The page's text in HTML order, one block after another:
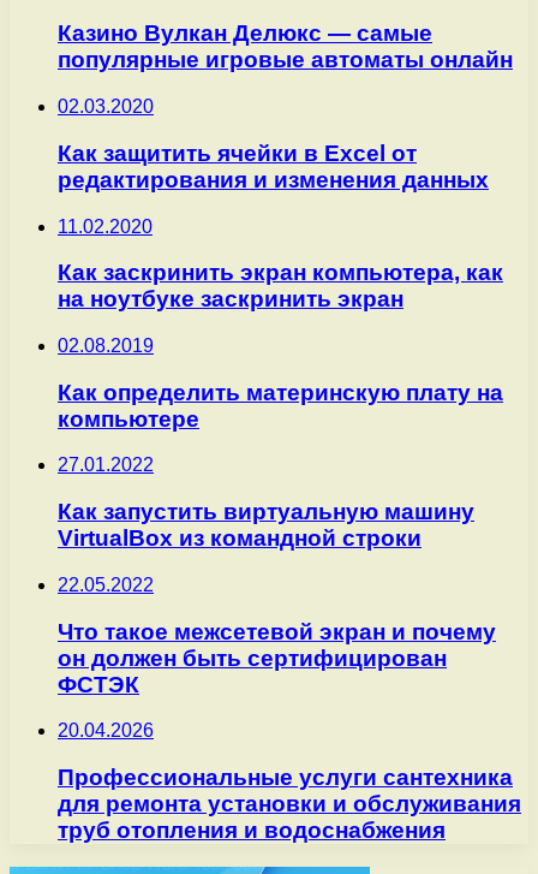
Казино Вулкан Делюкс — самые
популярные игровые автоматы онлайн
02.03.2020
Как защитить ячейки в Excel от
редактирования и изменения данных
11.02.2020
Как заскринить экран компьютера, как
на ноутбуке заскринить экран
02.08.2019
Как определить материнскую плату на
компьютере
27.01.2022
Как запустить виртуальную машину
VirtualBox из командной строки
22.05.2022
Что такое межсетевой экран и почему
он должен быть сертифицирован
ФСТЭК
20.04.2026
Профессиональные услуги сантехника
для ремонта установки и обслуживания
труб отопления и водоснабжения